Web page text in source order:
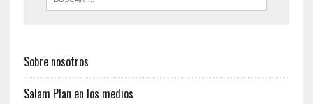
Sobre nosotros
Salam Plan en los medios